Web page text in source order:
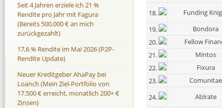
18.
Funding
19.
Bondora
20.
Fellow
21.
Mintos
22.
Fixura
23.
Comunitae
24.
Ablrate
Seit 4 Jahren erziele ich 21 %
Rendite pro Jahr mit Fagura
(Bereits 500.000 € an mich
zurückgezahlt)
17,6 % Rendite im Mai 2026 (P2P-
Rendite Update)
Neuer Kreditgeber AhaPay bei
Loanch (Mein Ziel-Portfolio von
17.500 € erreicht, monatlich 200+ €
Zinsen)